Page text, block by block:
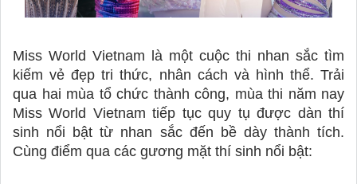
Miss World Vietnam là một cuộc thi nhan sắc tìm
kiếm vẻ đẹp tri thức, nhân cách và hình thể. Trải
qua hai mùa tổ chức thành công, mùa thi năm nay
Miss World Vietnam tiếp tục quy tụ được dàn thí
sinh nổi bật từ nhan sắc đến bề dày thành tích.
Cùng điểm qua các gương mặt thí sinh nổi bật: